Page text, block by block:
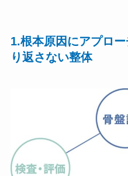
1.根本原因にアプロ
り返さない整体